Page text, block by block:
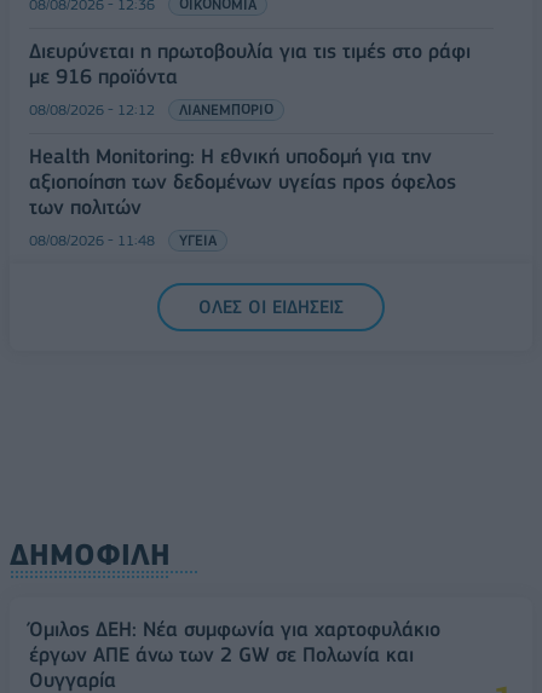
08/08/2026 - 12:36 ΟΙΚΟΝΟΜΙΑ
Διευρύνεται η πρωτοβουλία για τις τιμές στο ράφι
με 916 προϊόντα
08/08/2026 - 12:12 ΛΙΑΝΕΜΠΟΡΙΟ
Health Monitoring: Η εθνική υποδομή για την
αξιοποίηση των δεδομένων υγείας προς όφελος
των πολιτών
08/08/2026 - 11:48 ΥΓΕΙΑ
Ελληνική Αναπτυξιακή Τράπεζα: Με «προίκα» 2 δισ.
ευρώ ανοίγει δρόμο για δάνεια έως 5 δισ. σε
ΟΛΕΣ ΟΙ ΕΙΔΗΣΕΙΣ
ΔΗΜΟΦΙΛΗ
Όμιλος ΔΕΗ: Νέα συμφωνία για χαρτοφυλάκιο
έργων ΑΠΕ άνω των 2 GW σε Πολωνία και
Ουγγαρία